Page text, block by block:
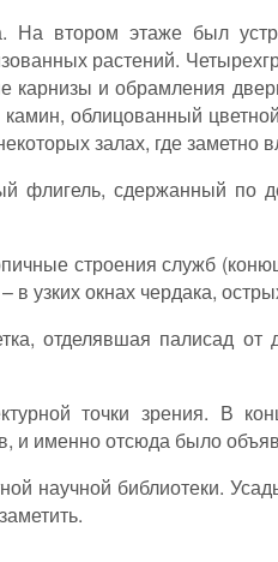
втором этаже был
растений.
карнизы и обрамления
облицованный
залах, где заметно
флигель, сдержанный по
строения служб
в узких окнах чердака,
отделявшая палисад от
точки зрения. В
и именно отсюда было
научной библиотеки.